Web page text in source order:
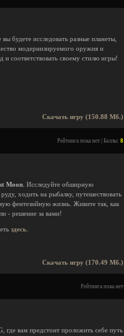
будете исследовать разные планеты,
модернизируемого оружия и
и соответствовать своему стилю игры!
Скачать игру (150.88 Мб.)
Рейтинга пока нет | Баллы: 8
Moon . Исследуйте обширную
ходить на рыбалку, путешествовать
фентезийную жизнь. Живите так, как
- решение за вами!
здесь
Скачать игру (170.49 Мб.)
Рейтинга пока нет
где вам предстоит проложить себе путь